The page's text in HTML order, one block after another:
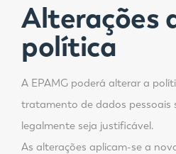
Alterações
política
A EPAMG poderá alterar a
tratamento de dados pessoais
legalmente seja justificável.
As alterações aplicam-se a